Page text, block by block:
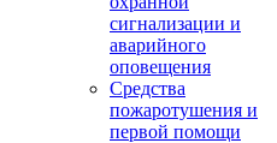
сигнализации и
аварийного
оповещения
Средства
пожаротушения и
первой помощи